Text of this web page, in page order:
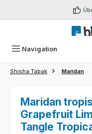
Zum Hauptinhalt springen
Navigation
Shisha Tabak Maridan
Maridan
Grapefruit
Tangle